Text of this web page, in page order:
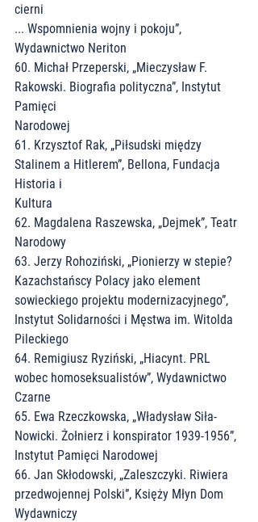
cierni
... Wspomnienia wojny i pokoju”,
Wydawnictwo Neriton
60. Michał Przeperski, „Mieczysław F.
Rakowski. Biografia polityczna”, Instytut
Pamięci
Narodowej
61. Krzysztof Rak, „Piłsudski między
Stalinem a Hitlerem”, Bellona, Fundacja
Historia i
Kultura
62. Magdalena Raszewska, „Dejmek”, Teatr
Narodowy
63. Jerzy Rohoziński, „Pionierzy w stepie?
Kazachstańscy Polacy jako element
sowieckiego projektu modernizacyjnego”,
Instytut Solidarności i Męstwa im. Witolda
Pileckiego
64. Remigiusz Ryziński, „Hiacynt. PRL
wobec homoseksualistów”, Wydawnictwo
Czarne
65. Ewa Rzeczkowska, „Władysław Siła-
Nowicki. Żołnierz i konspirator 1939-1956”,
Instytut Pamięci Narodowej
66. Jan Skłodowski, „Zaleszczyki. Riwiera
przedwojennej Polski”, Księży Młyn Dom
Wydawniczy